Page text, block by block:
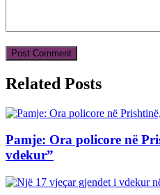
Related Posts
Pamje: Ora policore në
vdekur”